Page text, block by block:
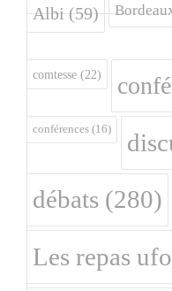
Albi(59)
comtesse (22)
conférences (16)
débats (280)
Les repas